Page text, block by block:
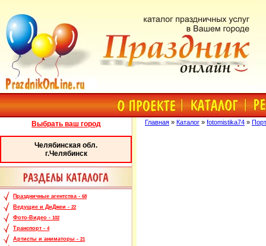
Выбрать ваш город
Челябинская обл.
г.Челябинск
Праздничные агентства - 68
Ведущие и ДиДжеи - 22
Фото-Видео - 102
Транспорт - 4
Артисты и аниматоры - 21
Главная » Каталог » fotomistika74 »